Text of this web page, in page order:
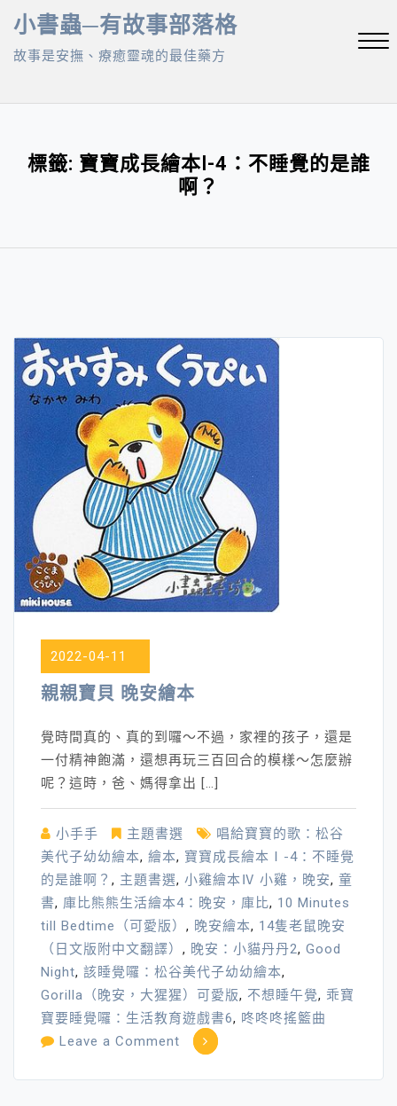
Skip
content
小書蟲─有故事部落格
故事是安撫、療癒靈魂的最佳藥方
標籤: 寶寶成長繪本Ⅰ-4：不睡覺的是誰
啊？
2022-04-11
親親寶貝 晚安繪本
覺時間真的、真的到囉～不過，家裡的孩子，還是
一付精神飽滿，還想再玩三百回合的模樣～怎麼辦
呢？這時，爸、媽得拿出 […]
小手手 主題書選
唱給寶寶的歌：松谷
美代子幼幼繪本, 繪本, 寶寶成長繪本Ⅰ-4：不睡覺
的是誰啊？ , 主題書選, 小雞繪本Ⅳ 小雞，晚安, 童
書, 庫比熊熊生活繪本4：晚安，庫比, 10 Minutes
till Bedtime（可愛版） , 晚安繪本, 14隻老鼠晚安
（日文版附中文翻譯） , 晚安：小貓丹丹2, Good
Night, 該睡覺囉：松谷美代子幼幼繪本,
Gorilla（晚安，大猩猩）可愛版, 不想睡午覺, 乖寶
寶要睡覺囉：生活教育遊戲書6, 咚咚咚搖籃曲
Leave a Comment on